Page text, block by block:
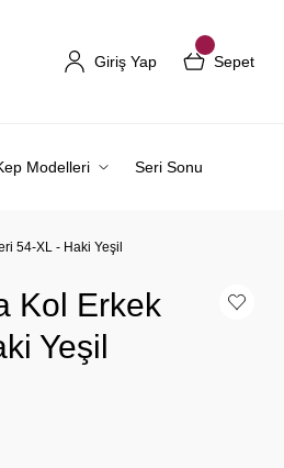
Giriş Yap Sepet
Modelleri Seri Sonu
54-XL - Haki Yeşil
Kol Erkek
Yeşil